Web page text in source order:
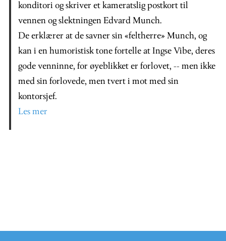
konditori og skriver et kameratslig postkort til
vennen og slektningen Edvard Munch.
De erklærer at de savner sin «feltherre» Munch, og
kan i en humoristisk tone fortelle at Ingse Vibe, deres
gode venninne, for øyeblikket er forlovet, -- men ikke
med sin forlovede, men tvert i mot med sin
kontorsjef.
Les mer